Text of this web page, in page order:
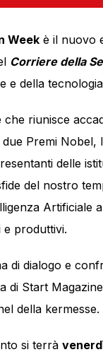
Week è il nuovo
Corriere della
e della
riunisce
Premi Nobel,
delle
del nostro
Artificiale
e produttivi.
di dialogo e
di Start
della kermesse.
si terrà